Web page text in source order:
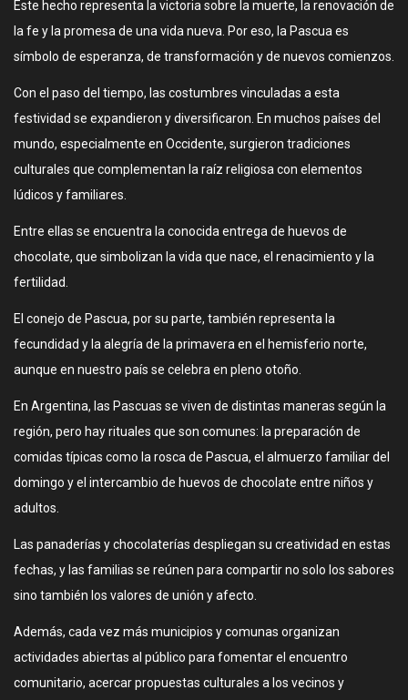
Este hecho representa la victoria sobre la muerte, la renovación de
la fe y la promesa de una vida nueva. Por eso, la Pascua es
símbolo de esperanza, de transformación y de nuevos comienzos.
Con el paso del tiempo, las costumbres vinculadas a esta
festividad se expandieron y diversificaron. En muchos países del
mundo, especialmente en Occidente, surgieron tradiciones
culturales que complementan la raíz religiosa con elementos
lúdicos y familiares.
Entre ellas se encuentra la conocida entrega de huevos de
chocolate, que simbolizan la vida que nace, el renacimiento y la
fertilidad.
El conejo de Pascua, por su parte, también representa la
fecundidad y la alegría de la primavera en el hemisferio norte,
aunque en nuestro país se celebra en pleno otoño.
En Argentina, las Pascuas se viven de distintas maneras según la
región, pero hay rituales que son comunes: la preparación de
comidas típicas como la rosca de Pascua, el almuerzo familiar del
domingo y el intercambio de huevos de chocolate entre niños y
adultos.
Las panaderías y chocolaterías despliegan su creatividad en estas
fechas, y las familias se reúnen para compartir no solo los sabores
sino también los valores de unión y afecto.
Además, cada vez más municipios y comunas organizan
actividades abiertas al público para fomentar el encuentro
comunitario, acercar propuestas culturales a los vecinos y